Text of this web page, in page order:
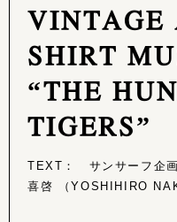
VINTAGE
SHIRT
“THE
TIGERS”
TEXT： サンサーフ企
喜啓 （YOSHIHIRO